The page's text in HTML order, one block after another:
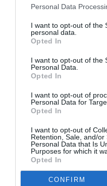
Personal Data
I want to opt-out of the
personal data.
Opted In
I want to opt-out of the
Personal Data.
Opted In
I want to opt-out of
Personal Data for
Opted In
I want to opt-out of
Retention, Sale, and/or
Personal Data that Is
Purposes for which it
Opted In
CONFIRM